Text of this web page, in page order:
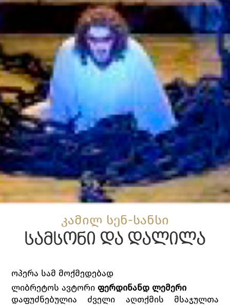
კამილ სენ-სანსი
სამსონი და დალილა
ოპერა სამ მოქმედებად
ლიბრეტოს ავტორიფერდინანდ ლემერი
დაფუძნებულია ძველი აღთქმის მსაჯულთა